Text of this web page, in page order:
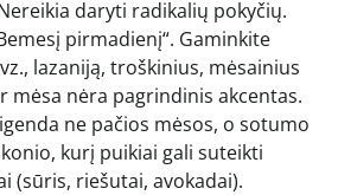
daryti radikalių pokyčių.
pirmadienį“. Gaminkite
lazaniją, troškinius, mėsainius
mėsa nėra pagrindinis akcentas.
ne pačios mėsos, o sotumo
kurį puikiai gali suteikti
(sūris, riešutai, avokadai).